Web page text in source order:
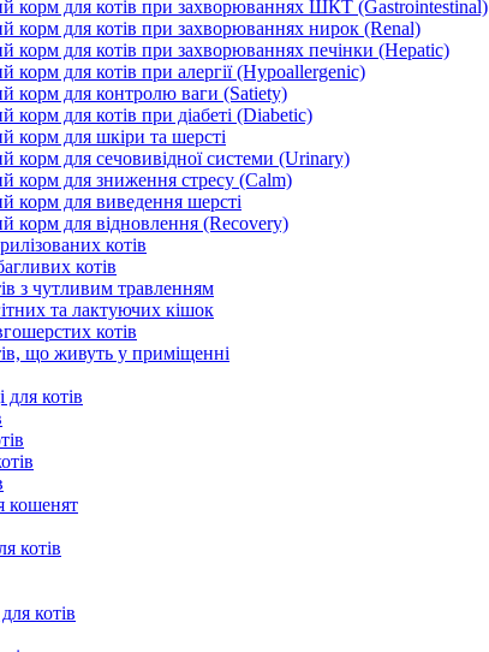
корм для котів при захворюваннях ШКТ (Gastrointestinal)
корм для котів при захворюваннях нирок (Renal)
корм для котів при захворюваннях печінки (Hepatic)
корм для котів при алергії (Hypoallergenic)
корм для контролю ваги (Satiety)
корм для котів при діабеті (Diabetic)
корм для шкіри та шерсті
корм для сечовивідної системи (Urinary)
корм для зниження стресу (Calm)
корм для виведення шерсті
корм для відновлення (Recovery)
котів
котів
з чутливим травленням
та лактуючих кішок
котів
що живуть у приміщенні
котів
кошенят
котів
котів